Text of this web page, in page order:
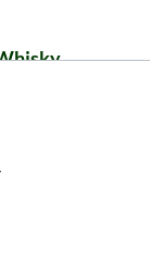
unikalių